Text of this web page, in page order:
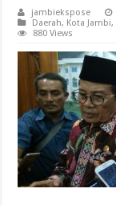
jambiekspose
Daerah, Kota Jambi,
880 Views